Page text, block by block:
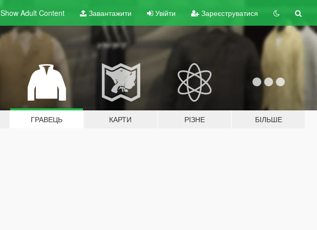
Show Adult Content Завантажити Увійти Зареєструватися
ГРАВЕЦЬ КАРТИ РІЗНЕ БІЛЬШЕ